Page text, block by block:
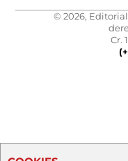
© 2026, Editorial
Cr.